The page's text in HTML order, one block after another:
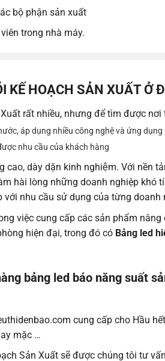
bộ phận sản xuất
trong nhà máy.
KẾ HOẠCH SẢN XUẤT Ở
rất nhiều, nhưng để tìm được nơi
áp dụng nhiều công nghệ và ứng dụng
nhu cầu của khách hàng
dày dặn kinh nghiệm. Với nền
hài lòng những doanh nghiệp khó
nhu cầu sử dụng của từng doanh
việc cung cấp các sản phẩm nâng
hiện đại, trong đó có Bảng led
bảng led báo năng suất
cung cấp cho Hầu
mặc …
Sản Xuất sẽ được chúng tôi tư